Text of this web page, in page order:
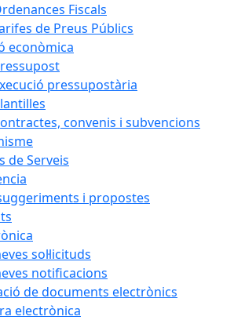
Fiscals
de Preus Públics
econòmica
pressupostària
convenis i subvencions
de Serveis
i propostes
sol·licituds
notificacions
de documents electrònics
electrònica